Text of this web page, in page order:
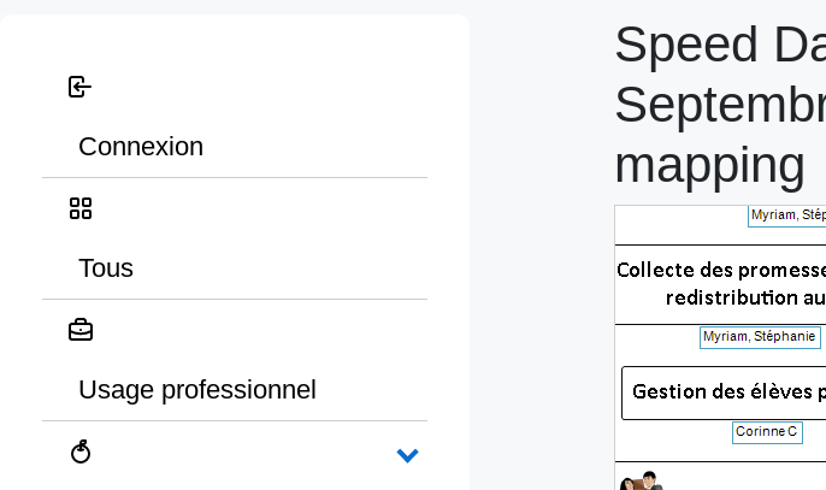
Connexion
Tous
Usage professionnel
Speed
mapping